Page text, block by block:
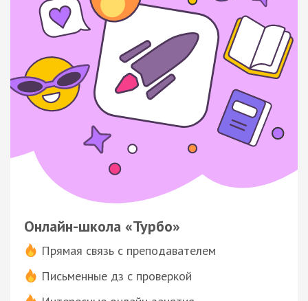
Онлайн-школа «Турбо»
Прямая связь с преподавателем
Письменные дз с проверкой